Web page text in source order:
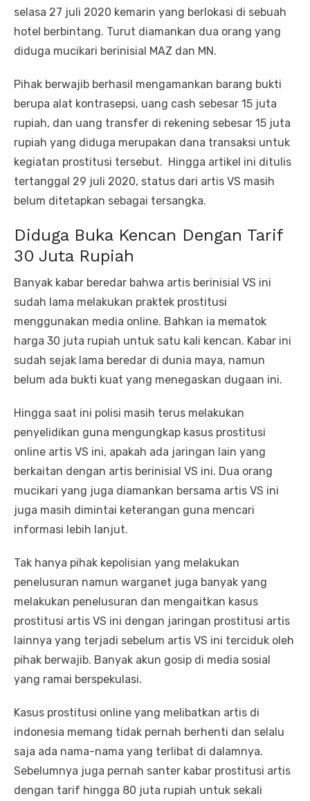
selasa 27 juli 2020 kemarin yang berlokasi di sebuah
hotel berbintang. Turut diamankan dua orang yang
diduga mucikari berinisial MAZ dan MN.
Pihak berwajib berhasil mengamankan barang bukti
berupa alat kontrasepsi, uang cash sebesar 15 juta
rupiah, dan uang transfer di rekening sebesar 15 juta
rupiah yang diduga merupakan dana transaksi untuk
kegiatan prostitusi tersebut. Hingga artikel ini ditulis
tertanggal 29 juli 2020, status dari artis VS masih
belum ditetapkan sebagai tersangka.
Diduga Buka Kencan Dengan Tarif
30 Juta Rupiah
Banyak kabar beredar bahwa artis berinisial VS ini
sudah lama melakukan praktek prostitusi
menggunakan media online. Bahkan ia mematok
harga 30 juta rupiah untuk satu kali kencan. Kabar ini
sudah sejak lama beredar di dunia maya, namun
belum ada bukti kuat yang menegaskan dugaan ini.
Hingga saat ini polisi masih terus melakukan
penyelidikan guna mengungkap kasus prostitusi
online artis VS ini, apakah ada jaringan lain yang
berkaitan dengan artis berinisial VS ini. Dua orang
mucikari yang juga diamankan bersama artis VS ini
juga masih dimintai keterangan guna mencari
informasi lebih lanjut.
Tak hanya pihak kepolisian yang melakukan
penelusuran namun warganet juga banyak yang
melakukan penelusuran dan mengaitkan kasus
prostitusi artis VS ini dengan jaringan prostitusi artis
lainnya yang terjadi sebelum artis VS ini terciduk oleh
pihak berwajib. Banyak akun gosip di media sosial
yang ramai berspekulasi.
Kasus prostitusi online yang melibatkan artis di
indonesia memang tidak pernah berhenti dan selalu
saja ada nama-nama yang terlibat di dalamnya.
Sebelumnya juga pernah santer kabar prostitusi artis
dengan tarif hingga 80 juta rupiah untuk sekali